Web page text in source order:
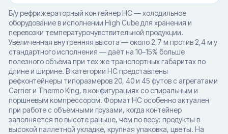
Б/у рефрижераторный контейнер HC — холодильное
оборудование в исполнении High Cube для хранения и
перевозки температурочувствительной продукции.
Увеличенная внутренняя высота — около 2,7 м против 2,4 м у
стандартного исполнения — даёт на 10–15% больше
полезного объёма при тех же транспортных габаритах по
длине и ширине. В категории HC представлены
рефконтейнеры типоразмеров 20, 40 и 45 футов с агрегатами
Carrier и Thermo King, в конфигурациях со спиральным и
поршневым компрессором. Формат HC особенно актуален
при работе с объёмными грузами, когда контейнер
заполняется по высоте раньше, чем по весу: продукты в
высокой паллетной укладке, крупная упаковка, цветы. На